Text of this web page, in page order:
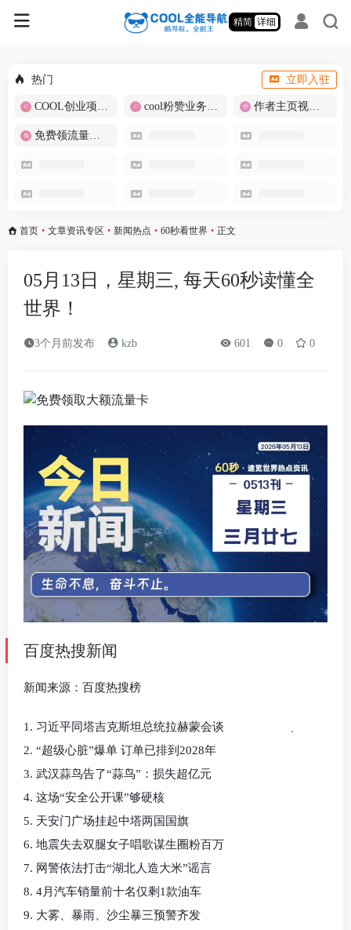
精简 详细
热门 立即入驻
COOL创业项目商城 cool粉赞业务商城【爆粉引流】 作者主页视频批量提取
免费领流量卡-包邮
首页 • 文章资讯专区 • 新闻热点 • 60秒看世界 • 正文
05月13日，星期三, 每天60秒读懂全
世界！
3个月前发布 kzb 601 0 0
百度热搜新闻
新闻来源：百度热搜榜
1. 习近平同塔吉克斯坦总统拉赫蒙会谈
2. “超级心脏”爆单 订单已排到2028年
3. 武汉蒜鸟告了“蒜鸟”：损失超亿元
4. 这场“安全公开课”够硬核
5. 天安门广场挂起中塔两国国旗
6. 地震失去双腿女子唱歌谋生圈粉百万
7. 网警依法打击“湖北人造大米”谣言
8. 4月汽车销量前十名仅剩1款油车
9. 大雾、暴雨、沙尘暴三预警齐发